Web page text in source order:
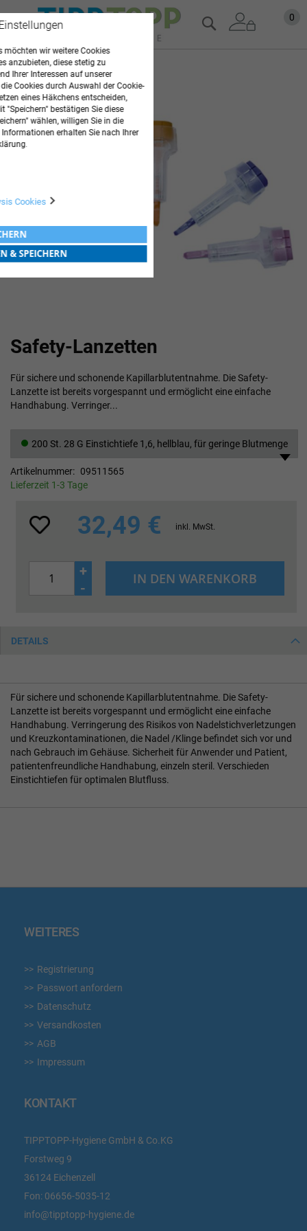
Zum
Inhalt
0
Suche
Safety-Lanzetten
Für sichere und schonende Kapillarblutentnahme. Die Safety-
Lanzette ist bereits vorgespannt und ermöglicht eine einfache
Handhabung. Verringer...
200 St. 28 G Einstichtiefe 1,6, hellblau, für geringe Blutmenge
Artikelnummer
09511565
Lieferzeit 1-3 Tage
32,49 € inkl. MwSt.
+
-
IN DEN WARENKORB
Zum
Ende
der
Bildgalerie
springen
Anfang
der
springen
DETAILS
Für sichere und schonende Kapillarblutentnahme. Die Safety-
Lanzette ist bereits vorgespannt und ermöglicht eine einfache
Handhabung. Verringerung des Risikos von Nadelstichverletzungen
und Kreuzkontaminationen, die Nadel /Klinge befindet sich vor und
nach Gebrauch im Gehäuse. Sicherheit für Anwender und Patient,
patientenfreundliche Handhabung, einzeln steril. Verschieden
Einstichtiefen für optimalen Blutfluss.
WEITERES
Registrierung
Passwort anfordern
Datenschutz
Versandkosten
AGB
Impressum
KONTAKT
TIPPTOPP-Hygiene GmbH & Co.KG
Forstweg 9
36124 Eichenzell
Fon: 06656-5035-12
info@tipptopp-hygiene.de
möchten wir weitere Cookies
anzubieten, diese stetig zu
Ihrer Interessen auf unserer
Cookies durch Auswahl der Cookie-
eines Häkchens entscheiden,
"Speichern" bestätigen Sie diese
wählen, willigen Sie in die
erhalten Sie nach Ihrer
Cookies
& SPEICHERN